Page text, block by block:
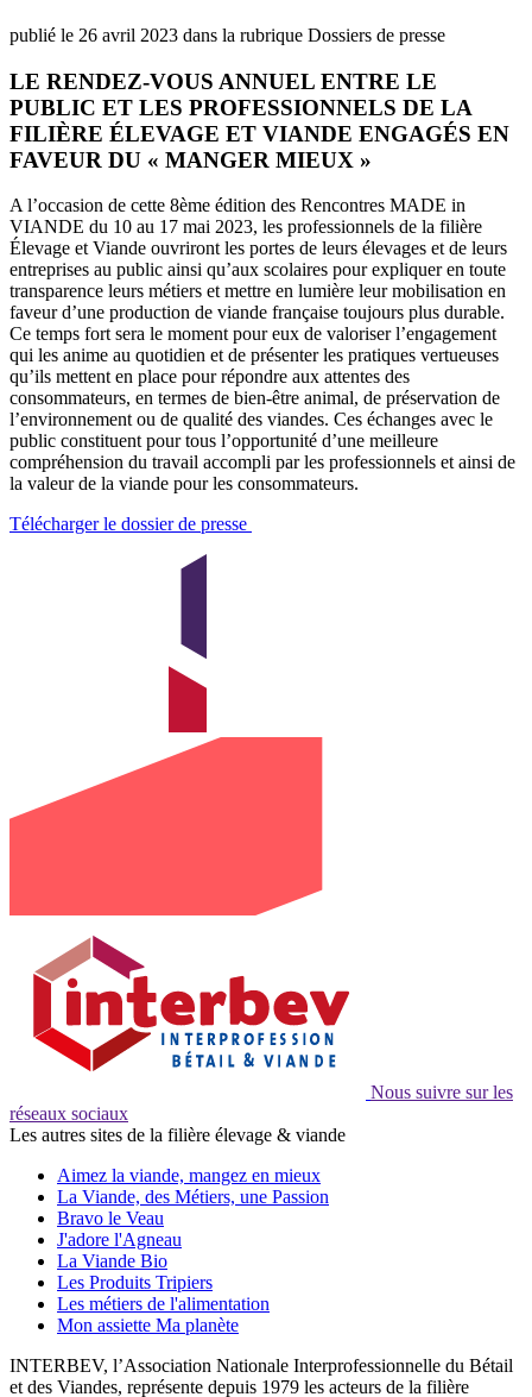
publié le 26 avril 2023 dans la rubrique Dossiers de presse
LE RENDEZ-VOUS ANNUEL ENTRE LE
PUBLIC ET LES PROFESSIONNELS DE LA
FILIÈRE ÉLEVAGE ET VIANDE ENGAGÉS EN
FAVEUR DU « MANGER MIEUX »
A l’occasion de cette 8ème édition des Rencontres MADE in
VIANDE du 10 au 17 mai 2023, les professionnels de la filière
Élevage et Viande ouvriront les portes de leurs élevages et de leurs
entreprises au public ainsi qu’aux scolaires pour expliquer en toute
transparence leurs métiers et mettre en lumière leur mobilisation en
faveur d’une production de viande française toujours plus durable.
Ce temps fort sera le moment pour eux de valoriser l’engagement
qui les anime au quotidien et de présenter les pratiques vertueuses
qu’ils mettent en place pour répondre aux attentes des
consommateurs, en termes de bien-être animal, de préservation de
l’environnement ou de qualité des viandes. Ces échanges avec le
public constituent pour tous l’opportunité d’une meilleure
compréhension du travail accompli par les professionnels et ainsi de
la valeur de la viande pour les consommateurs.
Télécharger le dossier de presse
Nous suivre sur les
réseaux sociaux
Les autres sites de la filière élevage & viande
Aimez la viande, mangez en mieux
La Viande, des Métiers, une Passion
Bravo le Veau
J'adore l'Agneau
La Viande Bio
Les Produits Tripiers
Les métiers de l'alimentation
Mon assiette Ma planète
INTERBEV, l’Association Nationale Interprofessionnelle du Bétail
et des Viandes, représente depuis 1979 les acteurs de la filière